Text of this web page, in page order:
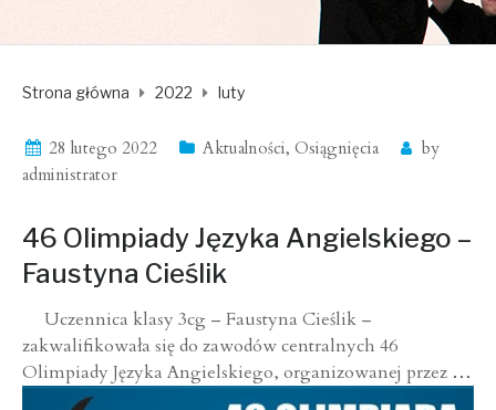
Strona główna 2022 luty
28 lutego 2022 Aktualności, Osiągnięcia
by
administrator
46 Olimpiady Języka Angielskiego –
Faustyna Cieślik
Uczennica klasy 3cg – Faustyna Cieślik –
zakwalifikowała się do zawodów centralnych 46
Olimpiady Języka Angielskiego, organizowanej przez …